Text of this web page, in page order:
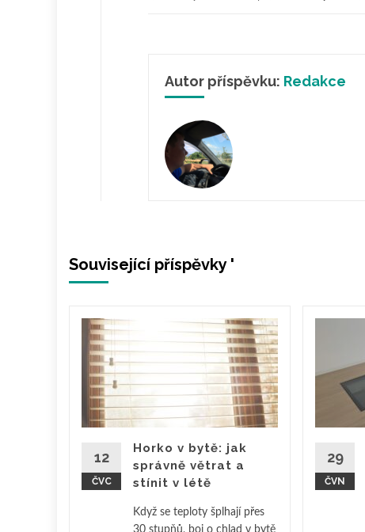
Autor příspěvku: Redakce
Související příspěvky '
12
ČVC
Horko v bytě: jak
správně větrat a
stínit v létě
Když se teploty šplhají přes
29
ČVN